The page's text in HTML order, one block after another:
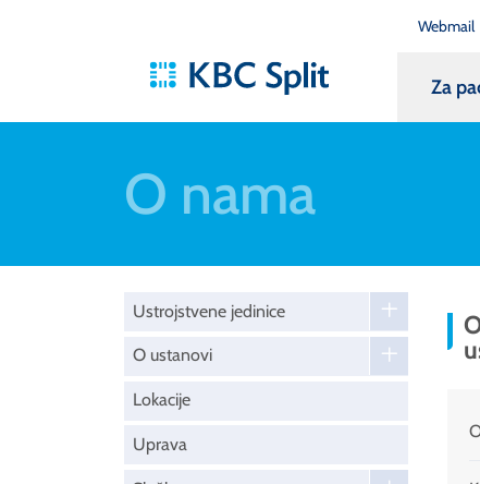
Webmail
Za
O nama
Ustrojstvene jedinice
O ustanovi
Lokacije
Uprava